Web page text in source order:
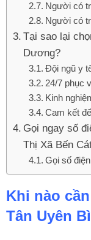
Người có
Người có
Tại sao lại
Dương?
Đội ngũ y
24/7 phục
Kinh
Cam kết
Gọi ngay số
Thị Xã Bến
Gọi số
Khi nào
Tân Uyên